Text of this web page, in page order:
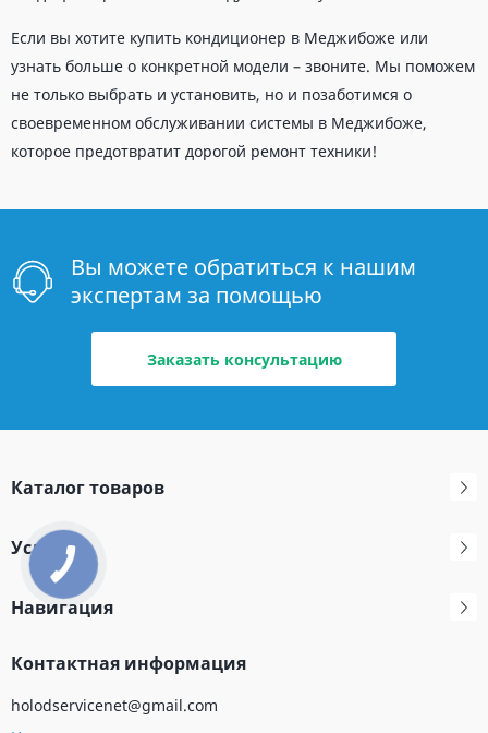
Если вы хотите купить кондиционер в Меджибоже или
узнать больше о конкретной модели – звоните. Мы поможем
не только выбрать и установить, но и позаботимся о
своевременном обслуживании системы в Меджибоже,
которое предотвратит дорогой ремонт техники!
Вы можете обратиться к нашим
экспертам за помощью
Заказать консультацию
Каталог товаров
Услуги
Навигация
Контактная информация
holodservicenet@gmail.com